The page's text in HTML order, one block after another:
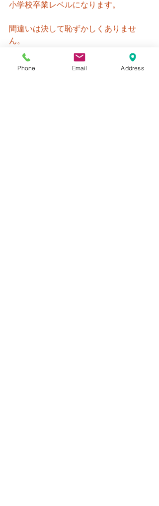
小学校卒業レベルになります。
間違いは決して恥ずかしくありませ
ん。
間違った時にどういう間違いをしたの
Phone Email Address